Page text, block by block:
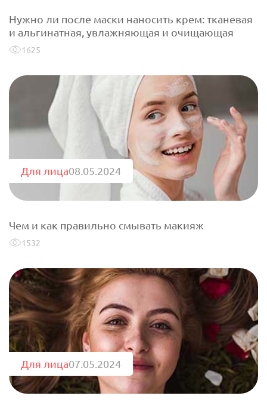
Нужно ли после маски наносить крем: тканевая
и альгинатная, увлажняющая и очищающая
1625
Для лица08.05.2024
Чем и как правильно смывать макияж
1532
Для лица07.05.2024